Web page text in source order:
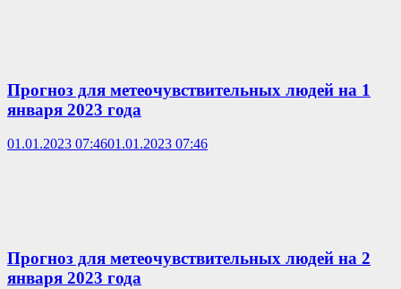
Прогноз для метеочувствительных людей на 1
января 2023 года
01.01.2023 07:4601.01.2023 07:46
Прогноз для метеочувствительных людей на 2
января 2023 года